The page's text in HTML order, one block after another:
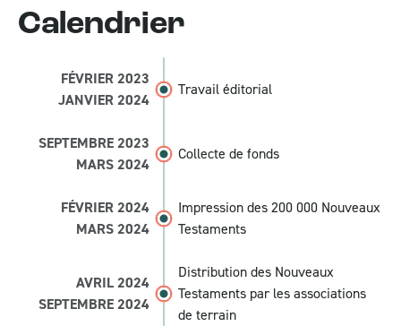
Calendrier
FÉVRIER 2023
JANVIER 2024
Travail éditorial
SEPTEMBRE 2023
MARS 2024
Collecte de fonds
FÉVRIER 2024
MARS 2024
Impression des 200 000 Nouveaux
Testaments
AVRIL 2024
SEPTEMBRE 2024
Distribution des Nouveaux
Testaments par les associations
de terrain